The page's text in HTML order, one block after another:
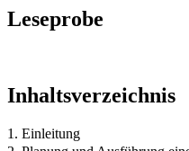
Leseprobe
Inhaltsverzeichnis
1. Einleitung